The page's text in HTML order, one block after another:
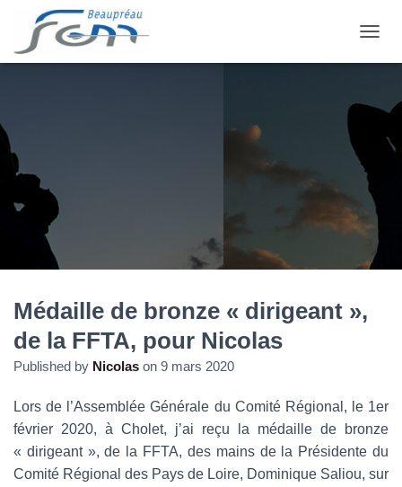
Médaille de bronze « dirigeant »,
de la FFTA, pour Nicolas
Published by Nicolas on 9 mars 2020
Lors de l’Assemblée Générale du Comité Régional, le 1er
février 2020, à Cholet, j’ai reçu la médaille de bronze
« dirigeant », de la FFTA, des mains de la Présidente du
Comité Régional des Pays de Loire, Dominique Saliou, sur